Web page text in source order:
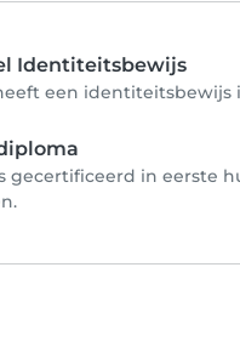
Identiteitsbewijs
een
gecertificeerd in eerste